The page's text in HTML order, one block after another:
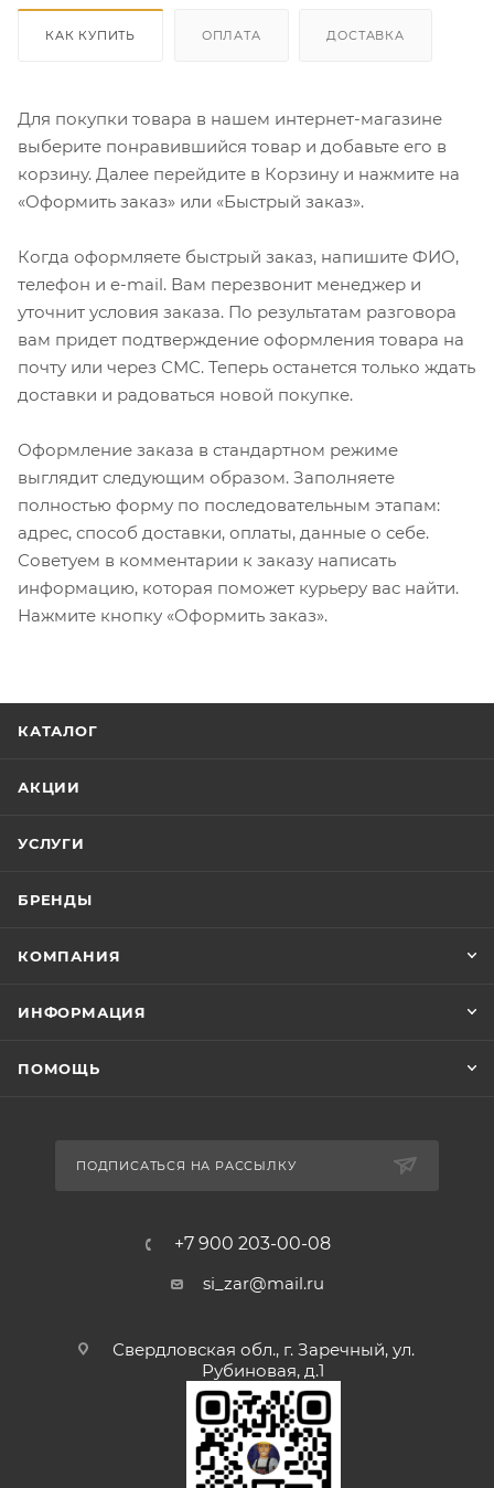
КАК КУПИТЬ ОПЛАТА ДОСТАВКА
Для покупки товара в нашем интернет-магазине
выберите понравившийся товар и добавьте его в
корзину. Далее перейдите в Корзину и нажмите на
«Оформить заказ» или «Быстрый заказ».
Когда оформляете быстрый заказ, напишите ФИО,
телефон и e-mail. Вам перезвонит менеджер и
уточнит условия заказа. По результатам разговора
вам придет подтверждение оформления товара на
почту или через СМС. Теперь останется только ждать
доставки и радоваться новой покупке.
Оформление заказа в стандартном режиме
выглядит следующим образом. Заполняете
полностью форму по последовательным этапам:
адрес, способ доставки, оплаты, данные о себе.
Советуем в комментарии к заказу написать
информацию, которая поможет курьеру вас найти.
Нажмите кнопку «Оформить заказ».
КАТАЛОГ
АКЦИИ
УСЛУГИ
БРЕНДЫ
КОМПАНИЯ
ИНФОРМАЦИЯ
ПОМОЩЬ
ПОДПИСАТЬСЯ НА РАССЫЛКУ
+7 900 203-00-08
si_zar@mail.ru
Свердловская обл., г. Заречный, ул.
Рубиновая, д.1